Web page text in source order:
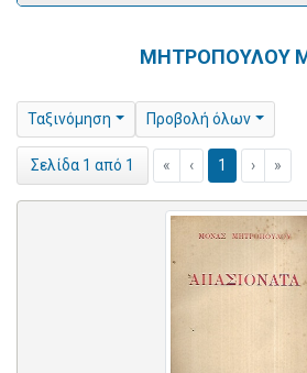
ΜΗΤΡΟΠΟΥΛΟΥ
Ταξινόμηση Προβολή όλων
Σελίδα 1 από 1 « ‹ 1 › »